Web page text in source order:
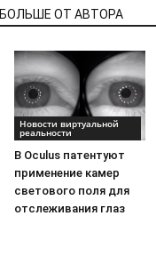
БОЛЬШЕ ОТ АВТОРА
Новости виртуальной
реальности
В Oculus патентуют
применение камер
светового поля для
отслеживания глаз